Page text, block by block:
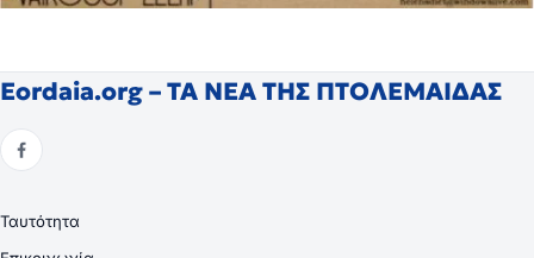
Eordaia.org – ΤΑ ΝΕΑ ΤΗΣ ΠΤΟΛΕΜΑΙΔΑΣ
Ταυτότητα